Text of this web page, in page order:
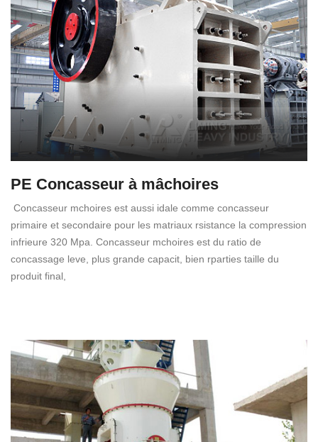
PE Concasseur à mâchoires
Concasseur mchoires est aussi idale comme concasseur
primaire et secondaire pour les matriaux rsistance la compression
infrieure 320 Mpa. Concasseur mchoires est du ratio de
concassage leve, plus grande capacit, bien rparties taille du
produit final,